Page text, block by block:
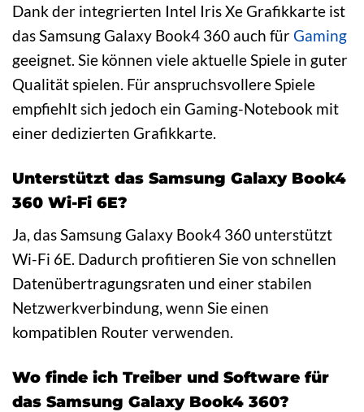
Dank der integrierten Intel Iris Xe Grafikkarte ist
das Samsung Galaxy Book4 360 auch fürGaming
geeignet. Sie können viele aktuelle Spiele in guter
Qualität spielen. Für anspruchsvollere Spiele
empfiehlt sich jedoch ein Gaming-Notebook mit
einer dedizierten Grafikkarte.
Unterstützt das Samsung Galaxy Book4
360 Wi-Fi 6E?
Ja, das Samsung Galaxy Book4 360 unterstützt
Wi-Fi 6E. Dadurch profitieren Sie von schnellen
Datenübertragungsraten und einer stabilen
Netzwerkverbindung, wenn Sie einen
kompatiblen Router verwenden.
Wo finde ich Treiber und Software für
das Samsung Galaxy Book4 360?